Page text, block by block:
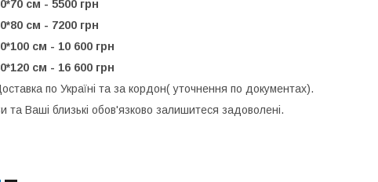
см - 5500 грн
см - 7200 грн
см - 10 600 грн
см - 16 600 грн
по Україні та за кордон( уточнення по документах).
та Ваші близькі обов'язково залишитеся задоволені.